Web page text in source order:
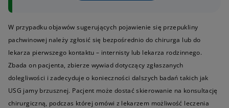
W przypadku objawów sugerujących pojawienie się przepukliny
pachwinowej należy zgłosić się bezpośrednio do chirurga lub do
lekarza pierwszego kontaktu – internisty lub lekarza rodzinnego.
Zbada on pacjenta, zbierze wywiad dotyczący zgłaszanych
dolegliwości i zadecyduje o konieczności dalszych badań takich jak
USG jamy brzusznej. Pacjent może dostać skierowanie na konsultację
chirurgiczną, podczas której omówi z lekarzem możliwość leczenia